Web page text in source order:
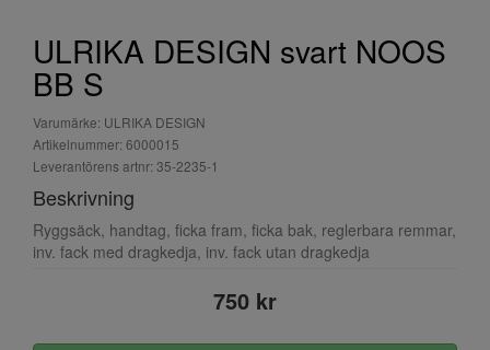
ULRIKA DESIGN svart NOOS
BB S
Varumärke: ULRIKA DESIGN
Artikelnummer: 6000015
Leverantörens artnr: 35-2235-1
Beskrivning
Ryggsäck, handtag, ficka fram, ficka bak, reglerbara remmar,
inv. fack med dragkedja, inv. fack utan dragkedja
750 kr